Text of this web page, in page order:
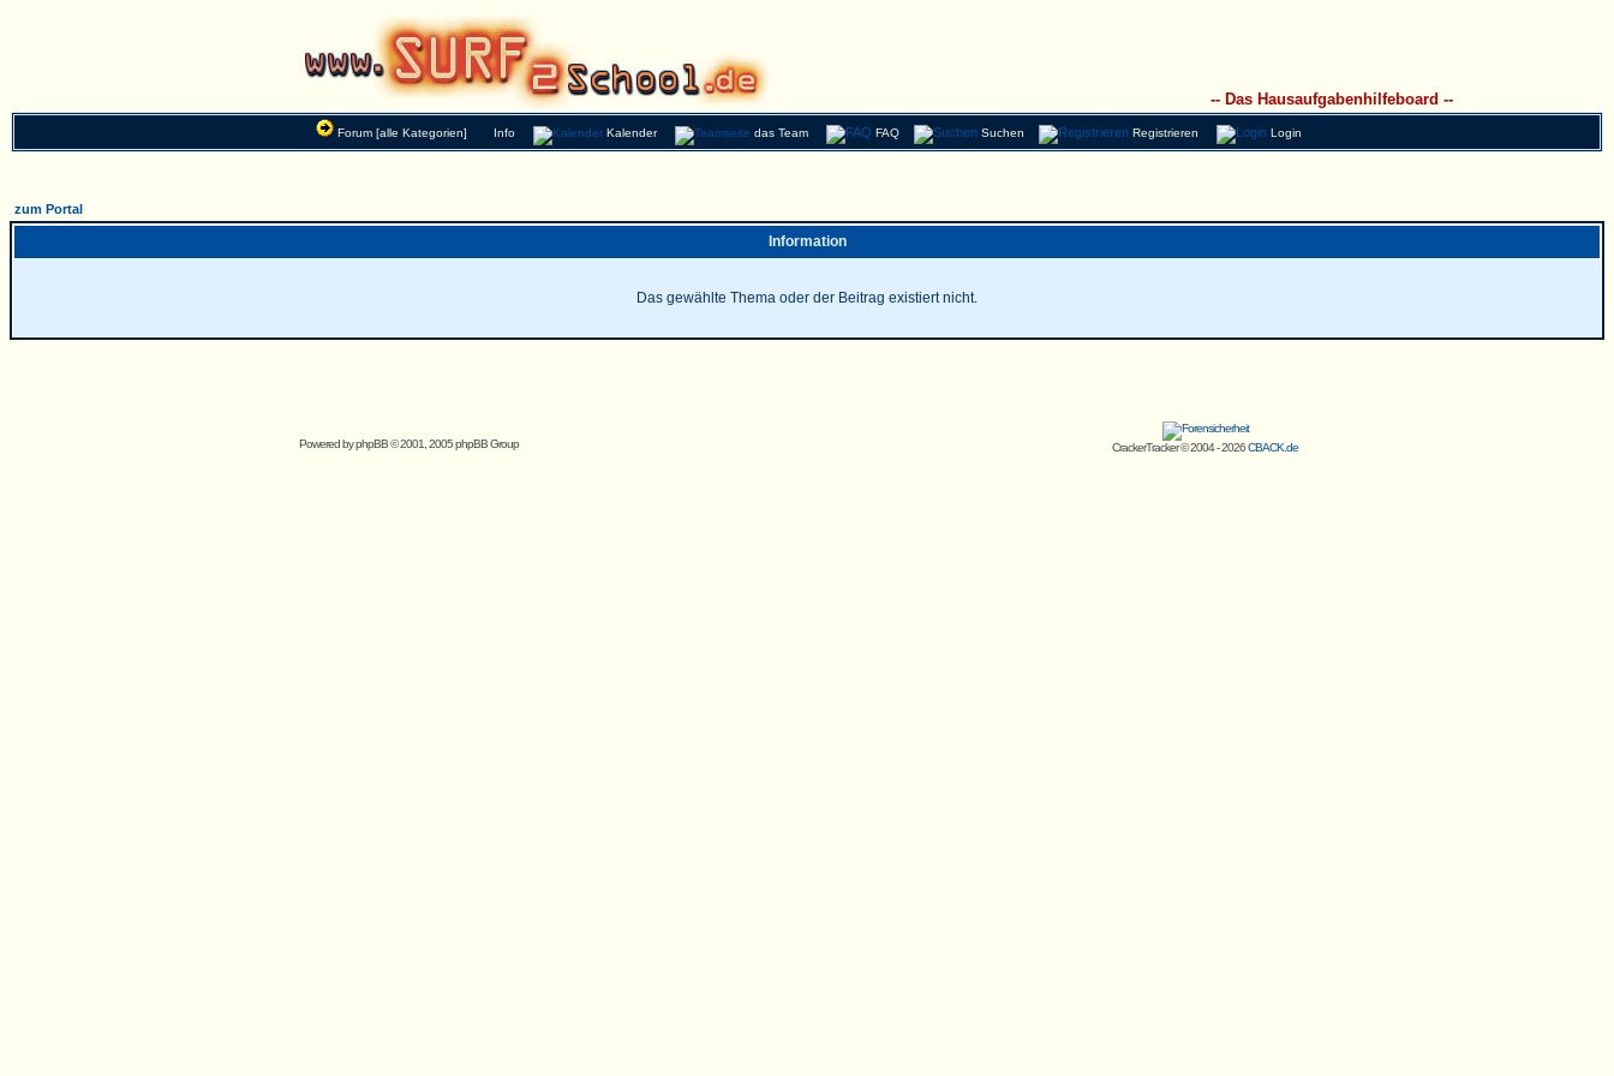
-- Das Hausaufgabenhilfeboard --
Forum [alle Kategorien] Info Kalender das Team FAQ Suchen Registrieren Login
zum Portal
Information
Das gewählte Thema oder der Beitrag existiert nicht.
Powered byphpBB© 2001, 2005 phpBB Group CrackerTracker © 2004 - 2026CBACK.de